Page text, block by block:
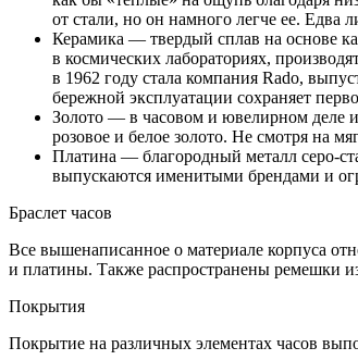
от стали, но он намного легче ее. Едва
Керамика — твердый сплав на основе
в космических лабораториях,
в 1962 году стала компания Rado,
бережной эксплуатации сохраняет
Золото — в часовом и ювелирном деле
розовое и белое золото. Не смотря на
Платина — благородный металл серо-
выпускаются именитыми брендами и
Браслет часов
Все вышенаписанное о материале корпуса
и платины. Также распространены ремешки
Покрытия
Покрытие на различных элементах часов